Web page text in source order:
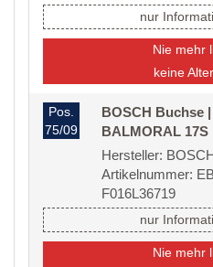
nur
Nie mehr
keine
Pos.
75/09
BOSCH Buchse
BALMORAL 17S
Hersteller:
Artikelnummer:
F016L36719
nur
Nie mehr